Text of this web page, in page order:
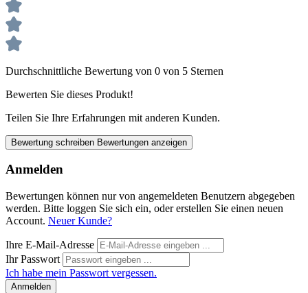
Durchschnittliche Bewertung von 0 von 5 Sternen
Bewerten Sie dieses Produkt!
Teilen Sie Ihre Erfahrungen mit anderen Kunden.
Bewertung schreiben Bewertungen anzeigen
Anmelden
Bewertungen können nur von angemeldeten Benutzern abgegeben
werden. Bitte loggen Sie sich ein, oder erstellen Sie einen neuen
Account. Neuer Kunde?
Ihre E-Mail-Adresse
Ihr Passwort
Ich habe mein Passwort vergessen.
Anmelden